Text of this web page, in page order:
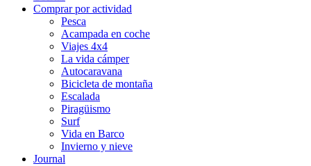
Comprar por actividad
Pesca
Acampada en coche
Viajes 4x4
La vida cámper
Autocaravana
Bicicleta de montaña
Escalada
Piragüismo
Surf
Vida en Barco
Invierno y nieve
Journal